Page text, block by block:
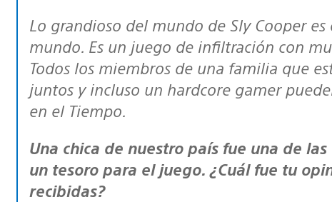
Lo grandioso del mundo de Sly Cooper es que resulta llamativo para todo el
mundo. Es un juego de infiltración con
Todos los miembros de una familia que
juntos y incluso un hardcore gamer
en el Tiempo.
Una chica de nuestro país fue una de las ganadoras del concurso de crear
un tesoro para el juego. ¿Cuál fue tu
recibidas?